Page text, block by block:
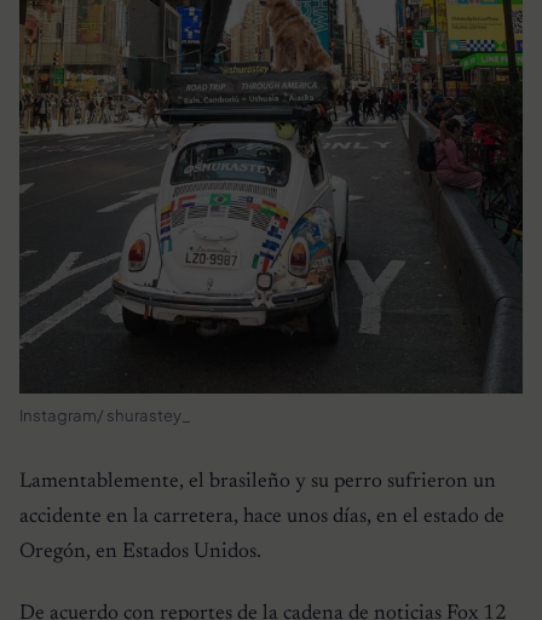
Instagram/ shurastey_
Lamentablemente, el brasileño y su perro sufrieron un
accidente en la carretera, hace unos días, en el estado de
Oregón, en Estados Unidos.
De acuerdo con reportes de la cadena de noticias Fox 12